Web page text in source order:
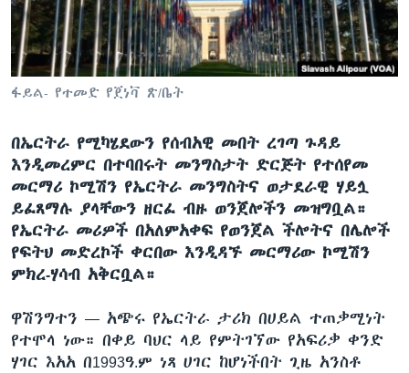
ቋንቋዎች
ፋይል- የተመድ የጀነቫ ጽ/ቤት
በኤርትራ የሚካሄደውን የሰብአዊ መበት ረገጣ ጉዳይ
እንዲመረምር በተባበሩት መንግስታት ድርጅት የተሰየመ
መርማሪ ኮሚሽን የኤርትራ መንግስትና ወታደራዊ ሃይሏ
ይፈጸማሉ ያላቸውን ዘርፈ ብዙ ወንጀሎችን መዝግቧል።
የኤርትራ መሪዎች በአለምአቀፍ የወንጀል ችሎትና በሌሎች
የፍትህ መድረኮች ቀርበው እንዲዳኙ መርማሪው ኮሚሽን
ምክረ-ሃሳብ አቅርቧል።
ዋሽንግተን — አጭሩ የኤርትራ ታሪክ በሀይል ተጠቃሚነት
የተሞላ ነው። በቀይ ባህር ላይ የምትገኘው የአፍሪቃ ቀንድ
ሃገር እአአ በ1993ዓ.ም ነጻ ሀገር ከሆነችበት ጊዜ አንስቶ